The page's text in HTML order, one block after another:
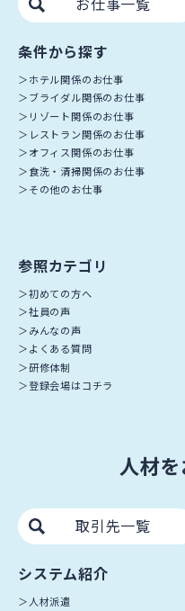
条件から探す
ホテル関係のお仕事
ブライダル関係のお仕事
リゾート関係のお仕事
レストラン関係のお仕事
オフィス関係のお仕事
食洗・清掃関係のお仕事
その他のお仕事
参照カテゴリ
初めての方へ
社員の声
みんなの声
よくある質問
研修体制
登録会場はコチラ
人材
取引先一覧
システム紹介
人材派遣